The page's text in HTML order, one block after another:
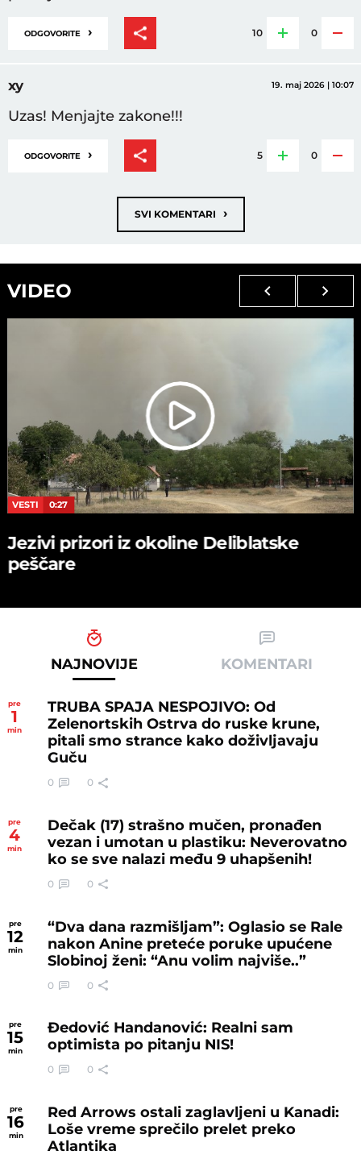
ODGOVORITE › 10 0
xy 19. maj 2026 | 10:07
Uzas! Menjajte zakone!!!
ODGOVORITE › 5 0
SVI KOMENTARI ›
VIDEO
VESTI 0:27
Jezivi prizori iz okoline Deliblatske
peščare
NAJNOVIJE KOMENTARI
pre
1
min
TRUBA SPAJA NESPOJIVO: Od
Zelenortskih Ostrva do ruske krune,
pitali smo strance kako doživljavaju
Guču
0 0
pre
4
min
Dečak (17) strašno mučen, pronađen
vezan i umotan u plastiku: Neverovatno
ko se sve nalazi među 9 uhapšenih!
0 0
pre
12
min
“Dva dana razmišljam”: Oglasio se Rale
nakon Anine preteće poruke upućene
Slobinoj ženi: “Anu volim najviše..”
0 0
pre
15
min
Đedović Handanović: Realni sam
optimista po pitanju NIS!
0 0
pre
16
min
Red Arrows ostali zaglavljeni u Kanadi:
Loše vreme sprečilo prelet preko
Atlantika